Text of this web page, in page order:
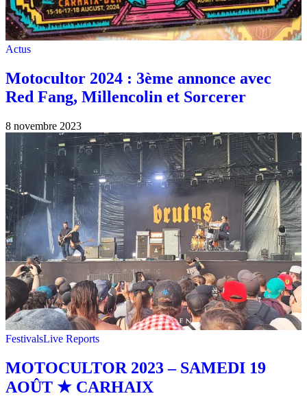
Actus
Motocultor 2024 : 3ème annonce avec
Red Fang, Millencolin et Sorcerer
8 novembre 2023
FestivalsLive Reports
MOTOCULTOR 2023 – SAMEDI 19
AOÛT ★ CARHAIX